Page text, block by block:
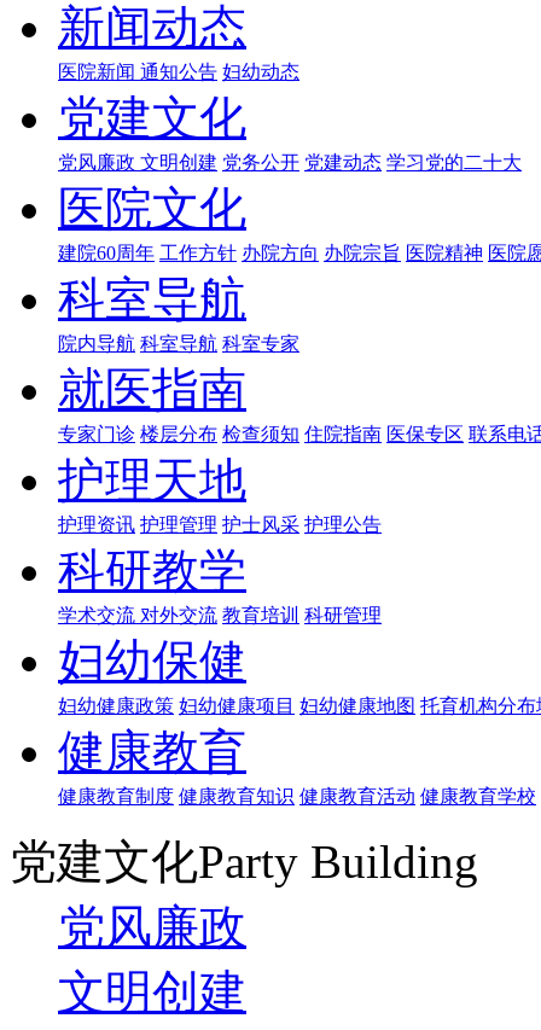
新闻动态
医院新闻 通知公告 妇幼动态
党建文化
党风廉政 文明创建 党务公开 党建动态 学习党的二十大
医院文化
建院60周年 工作方针 办院方向 办院宗旨 医院精神 医院
科室导航
院内导航 科室导航 科室专家
就医指南
专家门诊 楼层分布 检查须知 住院指南 医保专区 联系电
护理天地
护理资讯 护理管理 护士风采 护理公告
科研教学
学术交流 对外交流 教育培训 科研管理
妇幼保健
妇幼健康政策 妇幼健康项目 妇幼健康地图 托育机构分布
健康教育
健康教育制度 健康教育知识 健康教育活动 健康教育学校
党建文化Party Building
党风廉政
文明创建